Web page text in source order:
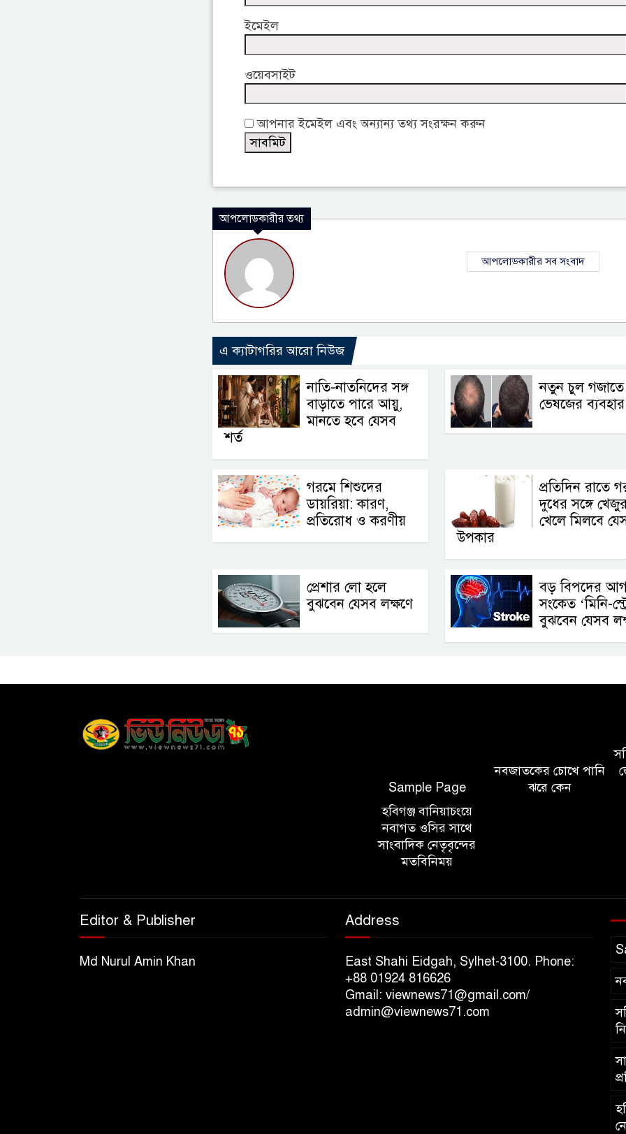
ইমেইল
ওয়েবসাইট
আপনার ইমেইল এবং অন্যান্য তথ্য সংরক্ষন করুন
আপলোডকারীর তথ্য
আপলোডকারীর সব সংবাদ
এ ক্যাটাগরির আরো নিউজ
নাতি-নাতনিদের সঙ্গ
বাড়াতে পারে আয়ু,
মানতে হবে যেসব
শর্ত
নতুন চুল
ভেষজের ব্যবহার
গরমে শিশুদের
ডায়রিয়া: কারণ,
প্রতিরোধ ও করণীয়
প্রতিদিন রাতে
দুধের সঙ্গে
খেলে মিলবে
উপকার
প্রেশার লো হলে
বুঝবেন যেসব লক্ষণে
বড় বিপদের
সংকেত ‘মিনি-
বুঝবেন যেসব
Sample Page
নবজাতকের চোখে পানি
ঝরে কেন
হবিগঞ্জ বানিয়াচংয়ে
নবাগত ওসির সাথে
সাংবাদিক নেতৃবৃন্দের
মতবিনিময়
Editor & Publisher
Md Nurul Amin Khan
Address
East Shahi Eidgah, Sylhet-3100. Phone:
+88 01924 816626
Gmail: viewnews71@gmail.com/
admin@viewnews71.com